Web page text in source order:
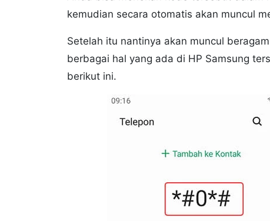
kemudian secara otomatis akan muncul
Setelah itu nantinya akan muncul
berbagai hal yang ada di HP Samsung
berikut ini.